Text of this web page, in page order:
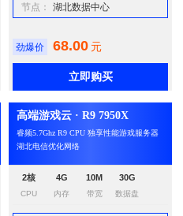
节点： 湖北数据中心
劲爆价 68.00 元
立即购买
高端游戏云 · R9 7950X
睿频5.7Ghz R9 CPU 独享性能游戏服务器
湖北电信优化网络
2核
CPU
4G
内存
10M
带宽
30G
数据盘